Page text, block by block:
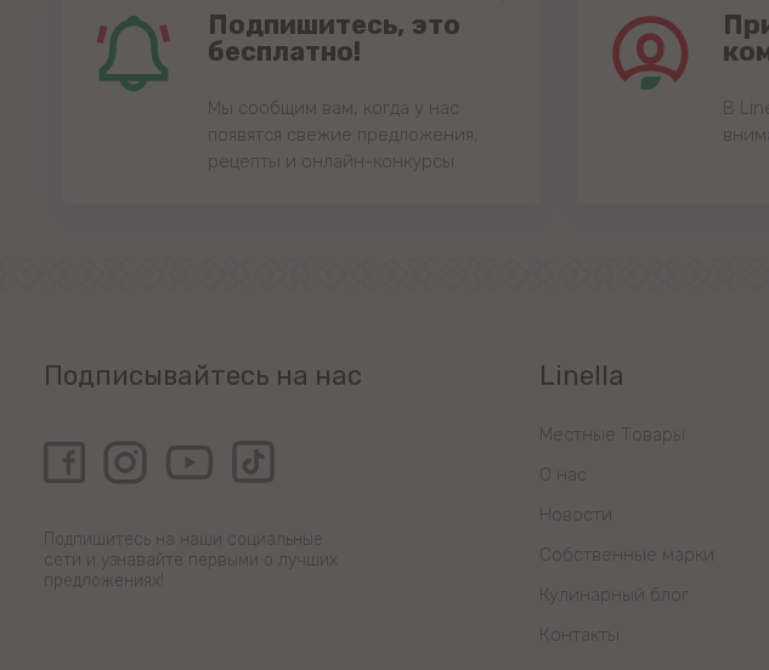
Подпишитесь, это
бесплатно!
Мы сообщим вам, когда у нас
появятся свежие предложения,
рецепты и онлайн-конкурсы.
В
Подписывайтесь на нас
Подпишитесь на наши социальные
сети и узнавайте первыми о лучших
предложениях!
Linella
Местные Товары
О нас
Новости
Собственные марки
Кулинарный блог
Контакты